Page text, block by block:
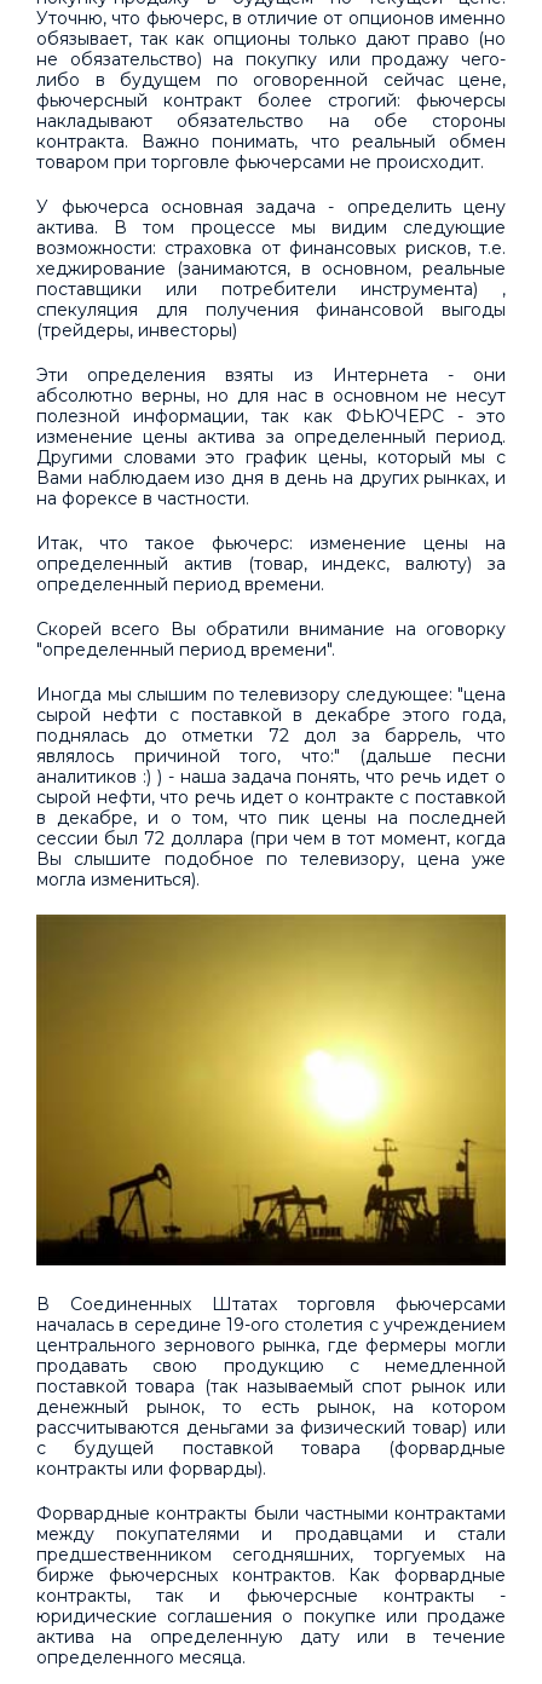
Уточню, что фьючерс, в отличие от опционов именно
обязывает, так как опционы только дают право (но
не обязательство) на покупку или продажу чего-
либо в будущем по оговоренной сейчас цене,
фьючерсный контракт более строгий: фьючерсы
накладывают обязательство на обе стороны
контракта. Важно понимать, что реальный обмен
товаром при торговле фьючерсами не происходит.
У фьючерса основная задача - определить цену
актива. В том процессе мы видим следующие
возможности: страховка от финансовых рисков, т.е.
хеджирование (занимаются, в основном, реальные
поставщики или потребители инструмента) ,
спекуляция для получения финансовой выгоды
(трейдеры, инвесторы)
Эти определения взяты из Интернета - они
абсолютно верны, но для нас в основном не несут
полезной информации, так как ФЬЮЧЕРС - это
изменение цены актива за определенный период.
Другими словами это график цены, который мы с
Вами наблюдаем изо дня в день на других рынках, и
на форексе в частности.
Итак, что такое фьючерс: изменение цены на
определенный актив (товар, индекс, валюту) за
определенный период времени.
Скорей всего Вы обратили внимание на оговорку
"определенный период времени".
Иногда мы слышим по телевизору следующее: "цена
сырой нефти с поставкой в декабре этого года,
поднялась до отметки 72 дол за баррель, что
являлось причиной того, что:" (дальше песни
аналитиков :) ) - наша задача понять, что речь идет о
сырой нефти, что речь идет о контракте с поставкой
в декабре, и о том, что пик цены на последней
сессии был 72 доллара (при чем в тот момент, когда
Вы слышите подобное по телевизору, цена уже
могла измениться).
В Соединенных Штатах торговля фьючерсами
началась в середине 19-ого столетия с учреждением
центрального зернового рынка, где фермеры могли
продавать свою продукцию с немедленной
поставкой товара (так называемый спот рынок или
денежный рынок, то есть рынок, на котором
рассчитываются деньгами за физический товар) или
с будущей поставкой товара (форвардные
контракты или форварды).
Форвардные контракты были частными контрактами
между покупателями и продавцами и стали
предшественником сегодняшних, торгуемых на
бирже фьючерсных контрактов. Как форвардные
контракты, так и фьючерсные контракты -
юридические соглашения о покупке или продаже
актива на определенную дату или в течение
определенного месяца.